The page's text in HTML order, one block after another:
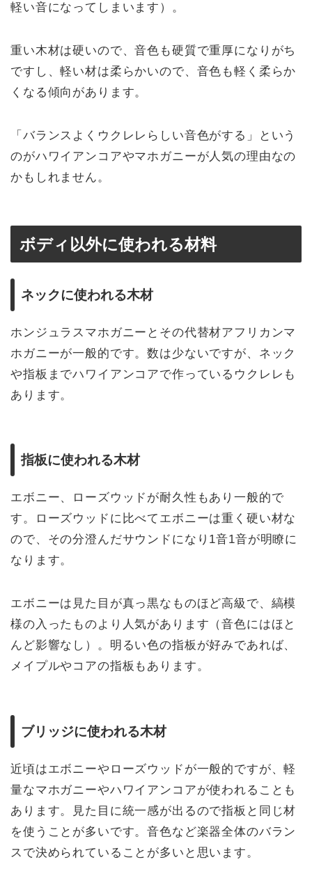
軽い音になってしまいます）。
重い木材は硬いので、音色も硬質で重厚になりがち
ですし、軽い材は柔らかいので、音色も軽く柔らか
くなる傾向があります。
「バランスよくウクレレらしい音色がする」という
のがハワイアンコアやマホガニーが人気の理由なの
かもしれません。
ボディ以外に使われる材料
ネックに使われる木材
ホンジュラスマホガニーとその代替材アフリカンマ
ホガニーが一般的です。数は少ないですが、ネック
や指板までハワイアンコアで作っているウクレレも
あります。
指板に使われる木材
エボニー、ローズウッドが耐久性もあり一般的で
す。ローズウッドに比べてエボニーは重く硬い材な
ので、その分澄んだサウンドになり1音1音が明瞭に
なります。
エボニーは見た目が真っ黒なものほど高級で、縞模
様の入ったものより人気があります（音色にはほと
んど影響なし）。明るい色の指板が好みであれば、
メイプルやコアの指板もあります。
ブリッジに使われる木材
近頃はエボニーやローズウッドが一般的ですが、軽
量なマホガニーやハワイアンコアが使われることも
あります。見た目に統一感が出るので指板と同じ材
を使うことが多いです。音色など楽器全体のバラン
スで決められていることが多いと思います。